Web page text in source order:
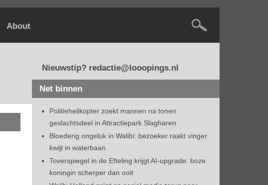
About
Nieuwstip? redactie@looopings.nl
Net binnen
Politiehelikopter zoekt mannen na tonen
geslachtsdeel in Attractiepark Slagharen
Bloederig ongeluk in Walibi: bezoeker raakt vinger
kwijt in waterbaan
Toverspiegel in de Efteling krijgt AI-upgrade: boze
koningin scherper dan ooit